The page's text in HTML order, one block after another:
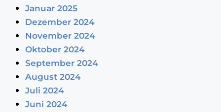
Januar 2025
Dezember 2024
November 2024
Oktober 2024
September 2024
August 2024
Juli 2024
Juni 2024